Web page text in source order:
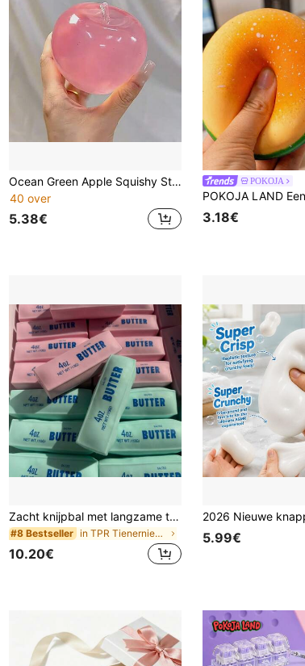
Ocean Green Apple Squishy Stress Relief Knijpspeeltje, Kneedbaar met Langzame Terugslag
40 over
5.38€
POKOJA
3.18€
Zacht knijpbal met langzame terugslag, roze boterstok, stressverlichtend, zacht elastisch knijpspeelgoed, 4 oz gezouten speelgoed, perfect voor vakantiecadeaus, leuke en schattige cadeaus, verjaardagscadeaus, paascadeaus, Halloween-cadeaus, kerstcadeaus, feestcadeaus, squishy, squishy speelgoed, squishy stressspeelgoed, dumpling squish, speelgoed voor volwassen vrouwen, crunchy squish, crunchy botersquish, knijp, slushy bal
#8 Bestseller in TPR Tienernieuwigheid en grappenspeelgoed
10.20€
5.99€